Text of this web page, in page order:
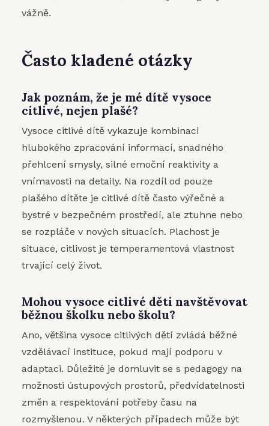
vážně.
Často kladené otázky
Jak poznám, že je mé dítě vysoce
citlivé, nejen plašé?
Vysoce citlivé dítě vykazuje kombinaci
hlubokého zpracování informací, snadného
přehlcení smysly, silné emoční reaktivity a
vnímavosti na detaily. Na rozdíl od pouze
plašého dítěte je citlivé dítě často výřečné a
bystré v bezpečném prostředí, ale ztuhne nebo
se rozpláče v nových situacích. Plachost je
situace, citlivost je temperamentová vlastnost
trvající celý život.
Mohou vysoce citlivé děti navštěvovat
běžnou školku nebo školu?
Ano, většina vysoce citlivých dětí zvládá běžné
vzdělávací instituce, pokud mají podporu v
adaptaci. Důležité je domluvit se s pedagogy na
možnosti ústupových prostorů, předvídatelnosti
změn a respektování potřeby času na
rozmyšlenou. V některých případech může být